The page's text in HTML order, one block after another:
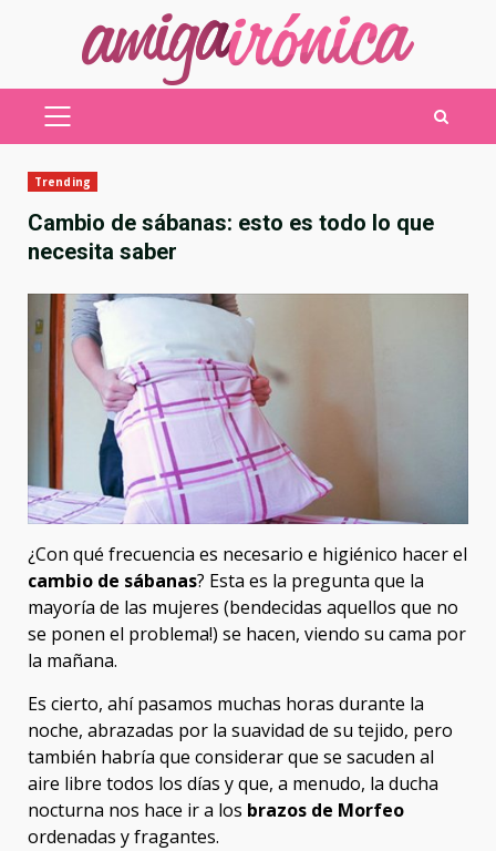
MENÚ
Trending
Cambio de sábanas: esto es todo lo que
necesita saber
¿Con qué frecuencia es necesario e higiénico hacer el
cambio de sábanas? Esta es la pregunta que la
mayoría de las mujeres (bendecidas aquellos que no
se ponen el problema!) se hacen, viendo su cama por
la mañana.
Es cierto, ahí pasamos muchas horas durante la
noche, abrazadas por la suavidad de su tejido, pero
también habría que considerar que se sacuden al
aire libre todos los días y que, a menudo, la ducha
nocturna nos hace ir a los brazos de Morfeo
ordenadas y fragantes.